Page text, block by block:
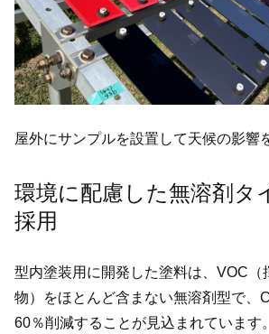
屋外にサンプルを設置して天候の影響
環境に配慮した無溶剤タ
採用
型内塗装用に開発した塗料は、VOC（
物）をほとんど含まない無溶剤型で、
60％削減することが見込まれています